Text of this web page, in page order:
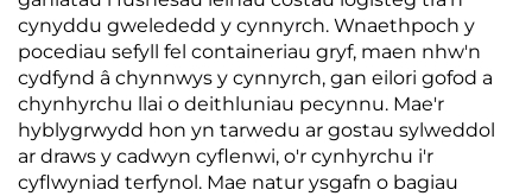
cynyddu gwelededd y cynnyrch. Wnaethpoch y
pocediau sefyll fel containeriau gryf, maen nhw'n
cydfynd â chynnwys y cynnyrch, gan eilori gofod a
chynhyrchu llai o deithluniau pecynnu. Mae'r
hyblygrwydd hon yn tarwedu ar gostau sylweddol
ar draws y cadwyn cyflenwi, o'r cynhyrchu i'r
cyflwyniad terfynol. Mae natur ysgafn o bagiau